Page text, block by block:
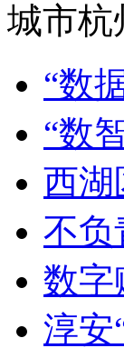
城市杭
“数
“数
西湖
不负
数字
淳安